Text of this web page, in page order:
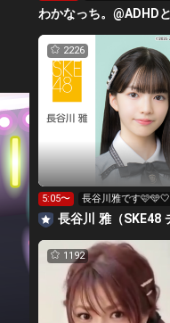
常⭐️
2226
5:05〜 長谷川雅です🩷🩵🤍
1192